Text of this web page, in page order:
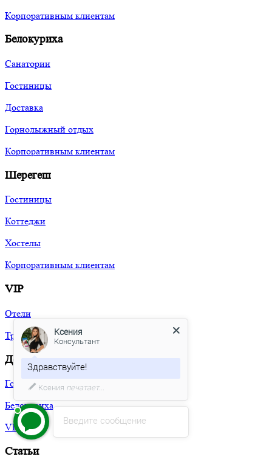
Корпоративным клиентам
Белокуриха
Санатории
Гостиницы
Доставка
Горнолыжный отдых
Корпоративным клиентам
Шерегеш
Гостиницы
Коттеджи
Хостелы
Корпоративным клиентам
VIP
Отели
Трансфер
Доставка
Горный Алтай
Белокуриха
VIP
Статьи
Введите сообщение
Консультант
Здравствуйте!
Какие даты поездки Вас
интересуют?